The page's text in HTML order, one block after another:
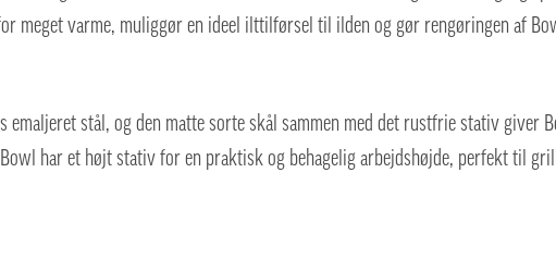
meget varme, muliggør en ideel ilttilførsel til ilden og gør rengøringen af
stål, og den matte sorte skål sammen med det rustfrie stativ giver
har et højt stativ for en praktisk og behagelig arbejdshøjde, perfekt til